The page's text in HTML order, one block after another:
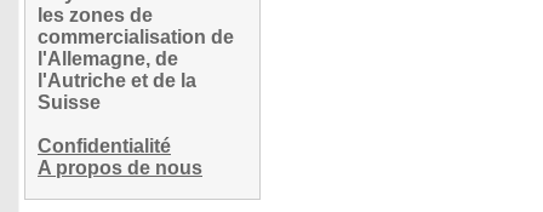
les zones de
commercialisation de
l'Allemagne, de
l'Autriche et de la
Suisse
Confidentialité
A propos de nous